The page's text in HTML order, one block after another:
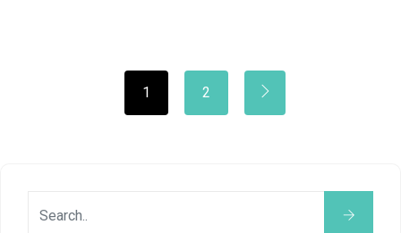
1 2